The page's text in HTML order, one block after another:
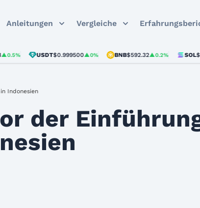
Anleitungen Vergleiche
USDT$0.999500▲0% BNB$592.32▲0.2% SOL$73.63
Indonesien
der